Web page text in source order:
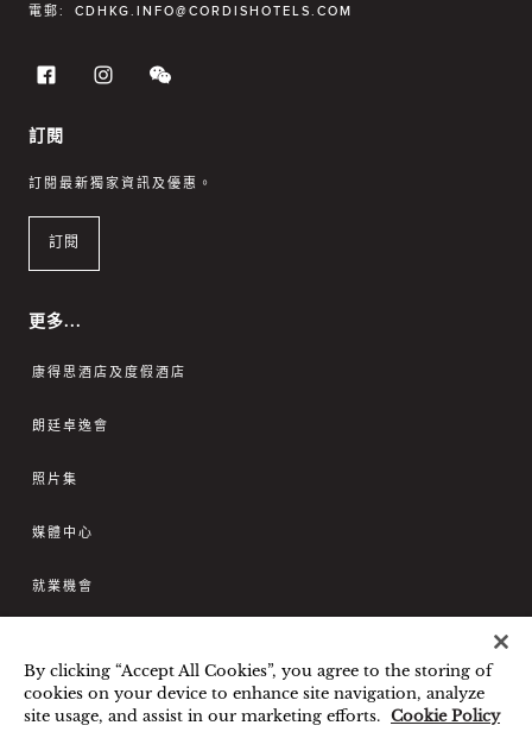
電郵: CDHKG.INFO@CORDISHOTELS.COM
訂閱
訂閱最新獨家資訊及優惠。
訂閱
更多...
康得思酒店及度假酒店
朗廷卓逸會
照片集
媒體中心
就業機會
最優惠房價保證 條款和細則 隱私政策
您好，我可以幫您預訂房間或
解答您的任何問題。
By clicking “Accept All Cookies”, you agree to the storing of
cookies on your device to enhance site navigation, analyze
site usage, and assist in our marketing efforts. Cookie Policy